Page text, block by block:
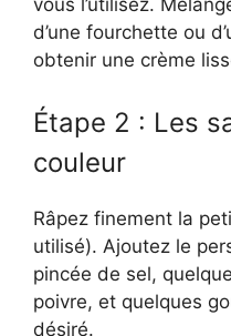
vous l’utilisez.
d’une fourchette ou
obtenir une crème
Étape 2 : Les
couleur
Râpez finement la
utilisé). Ajoutez le
pincée de sel,
poivre, et quelques
désiré.